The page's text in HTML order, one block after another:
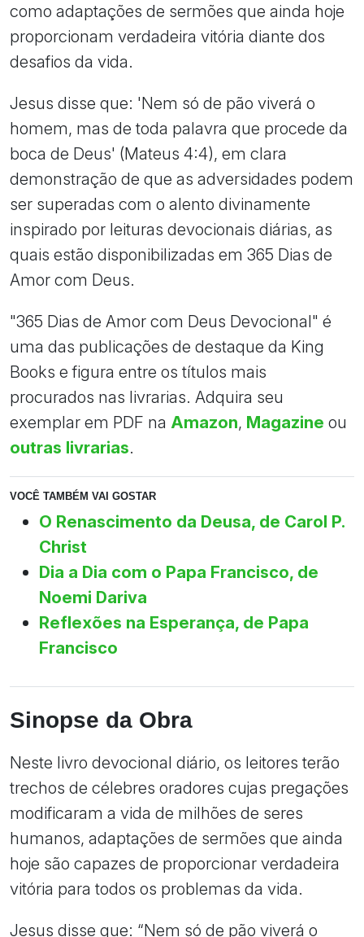
como adaptações de sermões que ainda hoje
proporcionam verdadeira vitória diante dos
desafios da vida.
Jesus disse que: 'Nem só de pão viverá o
homem, mas de toda palavra que procede da
boca de Deus' (Mateus 4:4), em clara
demonstração de que as adversidades podem
ser superadas com o alento divinamente
inspirado por leituras devocionais diárias, as
quais estão disponibilizadas em 365 Dias de
Amor com Deus.
"365 Dias de Amor com Deus Devocional" é
uma das publicações de destaque da King
Books e figura entre os títulos mais
procurados nas livrarias. Adquira seu
exemplar em PDF na Amazon, Magazine ou
outras livrarias.
VOCÊ TAMBÉM VAI GOSTAR
O Renascimento da Deusa, de Carol P.
Christ
Dia a Dia com o Papa Francisco, de
Noemi Dariva
Reflexões na Esperança, de Papa
Francisco
Sinopse da Obra
Neste livro devocional diário, os leitores terão
trechos de célebres oradores cujas pregações
modificaram a vida de milhões de seres
humanos, adaptações de sermões que ainda
hoje são capazes de proporcionar verdadeira
vitória para todos os problemas da vida.
Jesus disse que: “Nem só de pão viverá o